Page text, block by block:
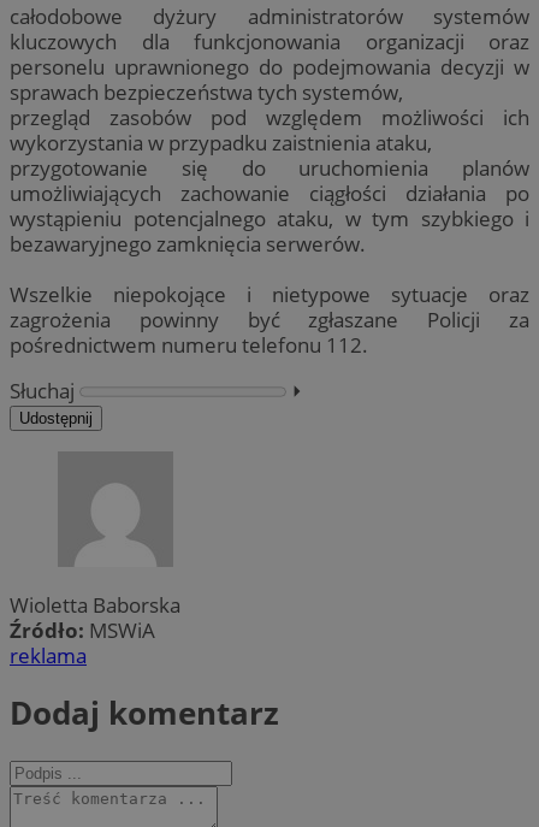
całodobowe dyżury administratorów systemów
kluczowych dla funkcjonowania organizacji oraz
personelu uprawnionego do podejmowania decyzji w
sprawach bezpieczeństwa tych systemów,
przegląd zasobów pod względem możliwości ich
wykorzystania w przypadku zaistnienia ataku,
przygotowanie się do uruchomienia planów
umożliwiających zachowanie ciągłości działania po
wystąpieniu potencjalnego ataku, w tym szybkiego i
bezawaryjnego zamknięcia serwerów.
Wszelkie niepokojące i nietypowe sytuacje oraz
zagrożenia powinny być zgłaszane Policji za
pośrednictwem numeru telefonu 112.
Słuchaj
⏵︎
Udostępnij
Wioletta Baborska
Źródło: MSWiA
reklama
Dodaj komentarz